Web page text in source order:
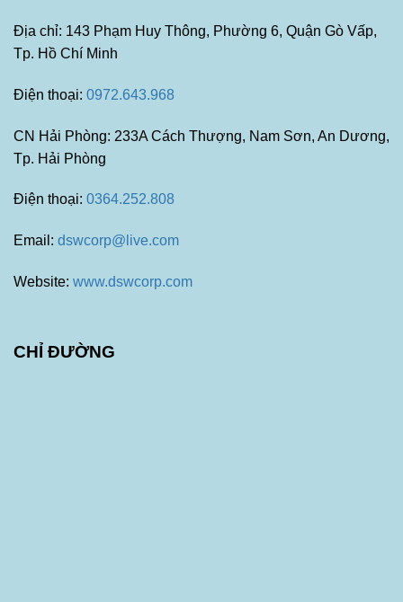
Địa chỉ: 143 Phạm Huy Thông, Phường 6, Quận Gò Vấp,
Tp. Hồ Chí Minh
Điện thoại: 0972.643.968
CN Hải Phòng: 233A Cách Thượng, Nam Sơn, An Dương,
Tp. Hải Phòng
Điện thoại: 0364.252.808
Email: dswcorp@live.com
Website: www.dswcorp.com
CHỈ ĐƯỜNG